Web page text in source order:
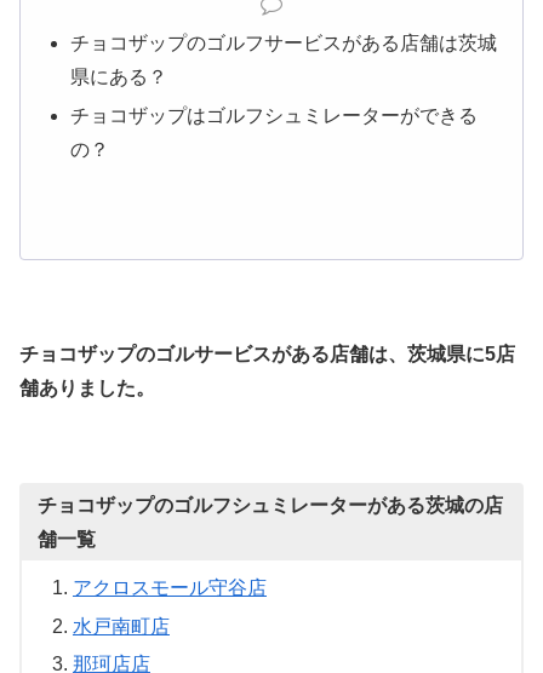
チョコザップのゴルフサービスがある店舗は茨城
県にある？
チョコザップはゴルフシュミレーターができる
の？
チョコザップのゴルサービスがある店舗は、茨城県に5店
舗ありました。
チョコザップのゴルフシュミレーターがある茨城の店
舗一覧
アクロスモール守谷店
水戸南町店
那珂店店